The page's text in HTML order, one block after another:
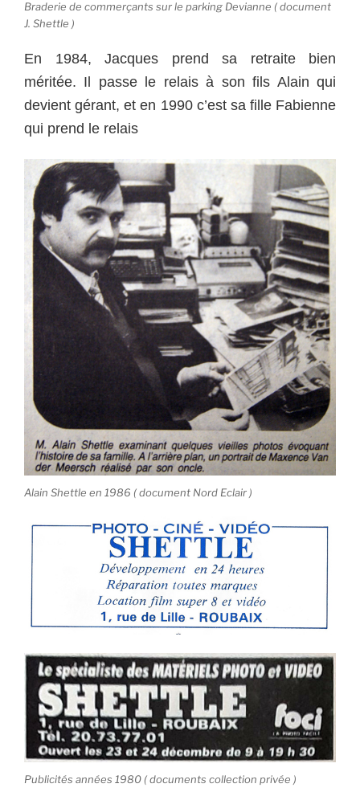
Braderie de commerçants sur le parking Devianne ( document
J. Shettle )
En 1984, Jacques prend sa retraite bien
méritée. Il passe le relais à son fils Alain qui
devient gérant, et en 1990 c’est sa fille Fabienne
qui prend le relais
Alain Shettle en 1986 ( document Nord Eclair )
Publicités années 1980 ( documents collection privée )